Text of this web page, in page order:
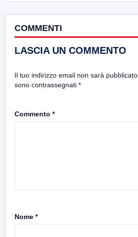
COMMENTI
LASCIA UN COMMENTO
Il tuo indirizzo email non sarà pubblicato.
sono contrassegnati *
Commento *
Nome *